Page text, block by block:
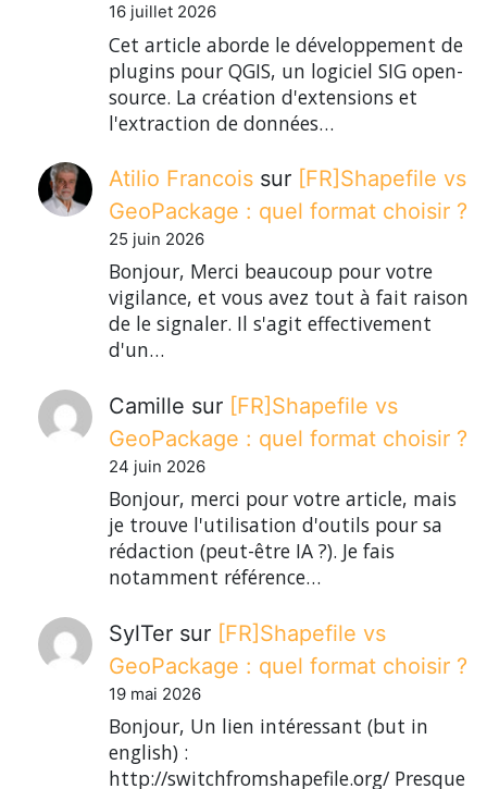
16 juillet 2026
Cet article aborde le développement de
plugins pour QGIS, un logiciel SIG open-
source. La création d'extensions et
l'extraction de données…
Atilio Francois sur [FR]Shapefile vs
GeoPackage : quel format choisir ?
25 juin 2026
Bonjour, Merci beaucoup pour votre
vigilance, et vous avez tout à fait raison
de le signaler. Il s'agit effectivement
d'un…
Camille sur [FR]Shapefile vs
GeoPackage : quel format choisir ?
24 juin 2026
Bonjour, merci pour votre article, mais
je trouve l'utilisation d'outils pour sa
rédaction (peut-être IA ?). Je fais
notamment référence…
SylTer sur [FR]Shapefile vs
GeoPackage : quel format choisir ?
19 mai 2026
Bonjour, Un lien intéressant (but in
english) :
http://switchfromshapefile.org/ Presque